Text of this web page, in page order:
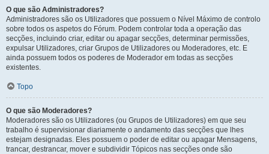
O que são Administradores?
Administradores são os Utilizadores que possuem o Nível Máximo de controlo
sobre todos os aspetos do Fórum. Podem controlar toda a operação das
secções, incluindo criar, editar ou apagar secções, determinar permissões,
expulsar Utilizadores, criar Grupos de Utilizadores ou Moderadores, etc. E
ainda possuem todos os poderes de Moderador em todas as secções
existentes.
Topo
O que são Moderadores?
Moderadores são os Utilizadores (ou Grupos de Utilizadores) em que seu
trabalho é supervisionar diariamente o andamento das secções que lhes
estejam designadas. Eles possuem o poder de editar ou apagar Mensagens,
trancar, destrancar, mover e subdividir Tópicos nas secções onde são